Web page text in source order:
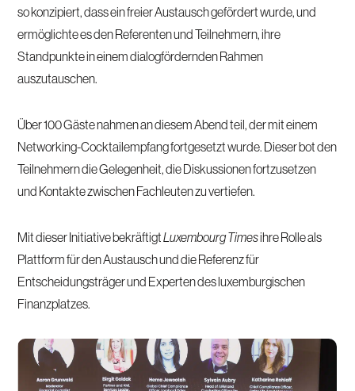
so konzipiert, dass ein freier Austausch gefördert wurde, und
ermöglichte es den Referenten und Teilnehmern, ihre
Standpunkte in einem dialogfördernden Rahmen
auszutauschen.
Über 100 Gäste nahmen an diesem Abend teil, der mit einem
Networking-Cocktailempfang fortgesetzt wurde. Dieser bot den
Teilnehmern die Gelegenheit, die Diskussionen fortzusetzen
und Kontakte zwischen Fachleuten zu vertiefen.
Mit dieser Initiative bekräftigtLuxembourg Timesihre Rolle als
Plattform für den Austausch und die Referenz für
Entscheidungsträger und Experten des luxemburgischen
Finanzplatzes.